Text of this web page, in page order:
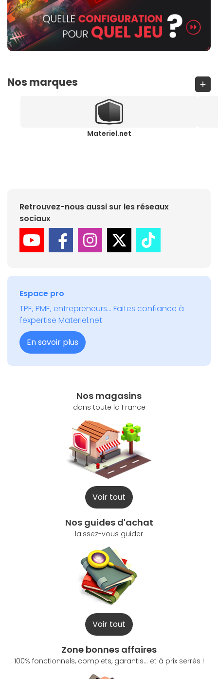
Nos marques
Materiel.net
Retrouvez-nous aussi sur les réseaux
sociaux
Espace pro
TPE, PME, entrepreneurs... Faites confiance à
l'expertise Materiel.net
En savoir plus
Nos magasins
dans toute la France
Voir tout
Nos guides d'achat
laissez-vous guider
Voir tout
Zone bonnes affaires
100% fonctionnels, complets, garantis... et à prix serrés !